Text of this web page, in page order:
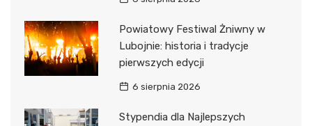
Powiatowy Festiwal Żniwny w
Lubojnie: historia i tradycje
pierwszych edycji
6 sierpnia 2026
Stypendia dla Najlepszych